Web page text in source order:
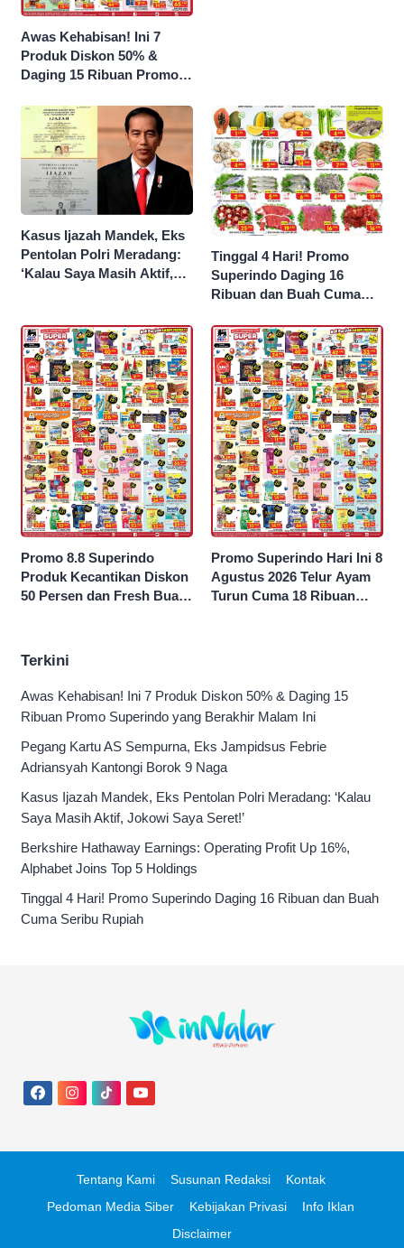
Awas Kehabisan! Ini 7
Produk Diskon 50% &
Daging 15 Ribuan Promo
Malam Ini
Kasus Ijazah Mandek, Eks
Pentolan Polri Meradang:
‘Kalau Saya Masih Aktif,
Tinggal 4 Hari! Promo
Superindo Daging 16
Ribuan dan Buah Cuma
Promo 8.8 Superindo
Produk Kecantikan Diskon
50 Persen dan Fresh Buah
Promo Superindo Hari Ini 8
Agustus 2026 Telur Ayam
Turun Cuma 18 Ribuan
Terkini
Awas Kehabisan! Ini 7 Produk Diskon 50% & Daging 15
Ribuan Promo Superindo yang Berakhir Malam Ini
Pegang Kartu AS Sempurna, Eks Jampidsus Febrie
Adriansyah Kantongi Borok 9 Naga
Kasus Ijazah Mandek, Eks Pentolan Polri Meradang: ‘Kalau
Saya Masih Aktif, Jokowi Saya Seret!’
Berkshire Hathaway Earnings: Operating Profit Up 16%,
Alphabet Joins Top 5 Holdings
Tinggal 4 Hari! Promo Superindo Daging 16 Ribuan dan Buah
Cuma Seribu Rupiah
Tentang Kami Susunan Redaksi
Kontak
Pedoman Media Siber
Kebijakan Privasi
Info Iklan
Disclaimer